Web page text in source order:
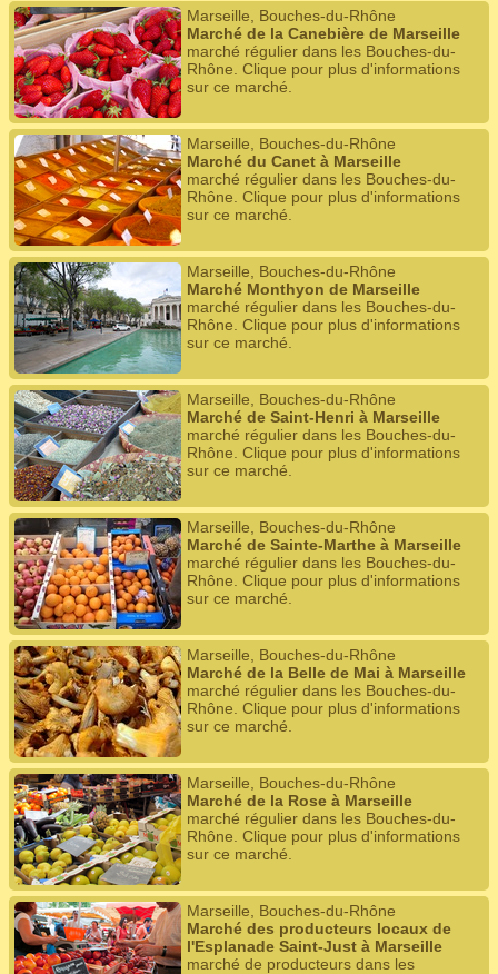
Marseille, Bouches-du-Rhône
Marché de la Canebière de Marseille
marché régulier dans les Bouches-du-
Rhône. Clique pour plus d'informations
sur ce marché.
Marseille, Bouches-du-Rhône
Marché du Canet à Marseille
marché régulier dans les Bouches-du-
Rhône. Clique pour plus d'informations
sur ce marché.
Marseille, Bouches-du-Rhône
Marché Monthyon de Marseille
marché régulier dans les Bouches-du-
Rhône. Clique pour plus d'informations
sur ce marché.
Marseille, Bouches-du-Rhône
Marché de Saint-Henri à Marseille
marché régulier dans les Bouches-du-
Rhône. Clique pour plus d'informations
sur ce marché.
Marseille, Bouches-du-Rhône
Marché de Sainte-Marthe à Marseille
marché régulier dans les Bouches-du-
Rhône. Clique pour plus d'informations
sur ce marché.
Marseille, Bouches-du-Rhône
Marché de la Belle de Mai à Marseille
marché régulier dans les Bouches-du-
Rhône. Clique pour plus d'informations
sur ce marché.
Marseille, Bouches-du-Rhône
Marché de la Rose à Marseille
marché régulier dans les Bouches-du-
Rhône. Clique pour plus d'informations
sur ce marché.
Marseille, Bouches-du-Rhône
Marché des producteurs locaux de
l'Esplanade Saint-Just à Marseille
marché de producteurs dans les